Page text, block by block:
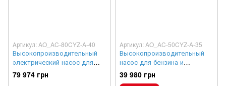
Артикул: AO_AC-80CYZ-A-40
Высокопроизводительный
электрический насос для
бензина и дизельного
топлива PL-ATEX-60/380
79 974 грн
Артикул: AO_AC-50CYZ-A-35
Высокопроизводительный
насос для бензина и
дизельного топлива PL-
ATEX-10/380
39 980 грн